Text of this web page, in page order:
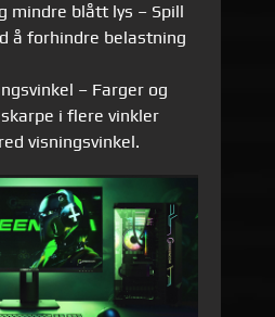
mindre blått lys – Spill
å forhindre belastning
– Farger og
i flere vinkler
visningsvinkel.